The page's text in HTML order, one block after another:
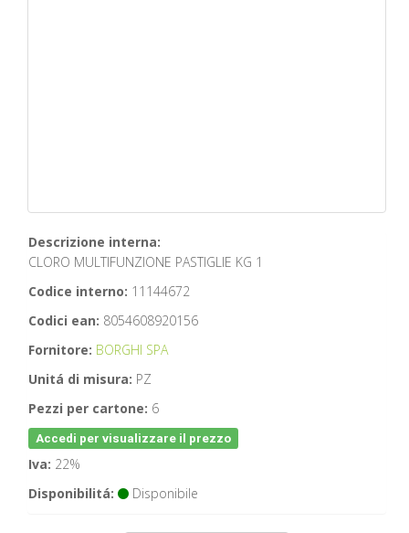
Descrizione interna:
CLORO MULTIFUNZIONE PASTIGLIE KG 1
Codice interno: 11144672
Codici ean: 8054608920156
Fornitore: BORGHI SPA
Unitá di misura: PZ
Pezzi per cartone: 6
Accedi per visualizzare il prezzo
Iva: 22%
Disponibilitá:
Disponibile